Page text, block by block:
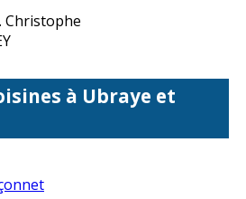
Christophe
à Ubraye et